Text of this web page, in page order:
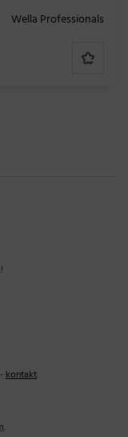
Wella Professionals
kontakt.
.